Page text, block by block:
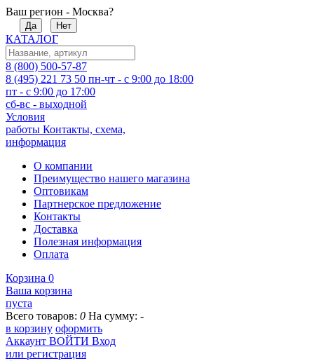
Ваш регион - Москва?
Да Нет
КАТАЛОГ
8 (800) 500-57-87
8 (495) 221 73 50 пн-чт - с 9:00 до 18:00
пт - с 9:00 до 17:00
сб-вс - выходной
Условия
работы Контакты, схема,
информация
О компании
Преимущество нашего магазина
Оптовикам
Партнерское предложение
Контакты
Доставка
Полезная информация
Оплата
Корзина 0
Ваша корзина
пуста
Всего товаров: 0 На сумму: -
в корзину оформить
Аккаунт ВОЙТИ Вход
или регистрация